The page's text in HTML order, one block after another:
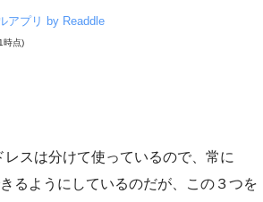
アプリ by Readdle
時点)
スは分けて使っているので、常に
るようにしているのだが、この３つを